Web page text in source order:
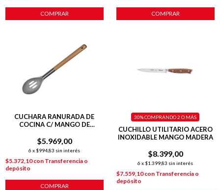
COMPRAR COMPRAR
CUCHARA RANURADA DE
COCINA C/ MANGO DE
$5.969,00
6 x $994,83 sin interés
$5.372,10con Transferencia o
depósito
COMPRAR
CUCHILLO UTILITARIO ACERO
INOXIDABLE MANGO MADERA
$8.399,00
6 x $1.399,83 sin interés
30%COMPRANDO 2 O MÁS
$7.559,10con Transferencia o
depósito